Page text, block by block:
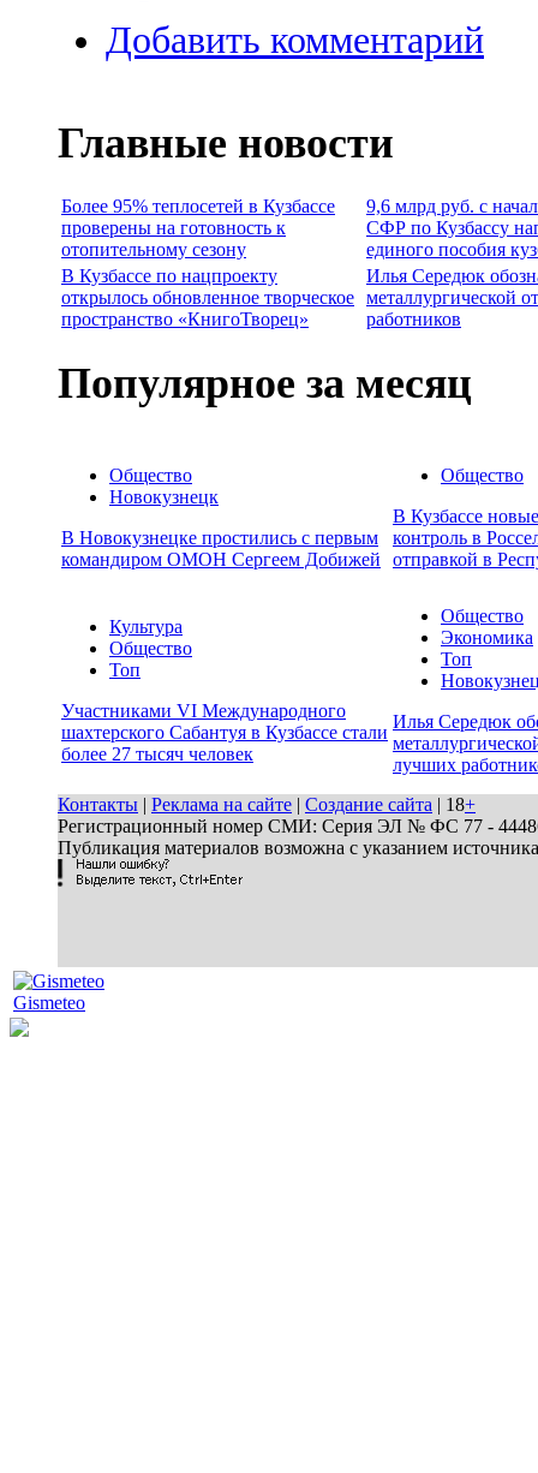
Добавить комментарий
Главные новости
Более 95% теплосетей в Кузбассе
проверены на готовность к
отопительному сезону
9,6 млрд руб. с
СФР по Кузбассу
единого пособия
В Кузбассе по нацпроекту
открылось обновленное творческое
пространство «КнигоТворец»
Илья Середюк
металлургической
работников
Популярное за месяц
Общество
Новокузнецк
В Новокузнецке простились с первым
командиром ОМОН Сергеем Добижей
Общество
В Кузбассе
контроль в
отправкой в
Культура
Общество
Топ
Участниками VI Международного
шахтерского Сабантуя в Кузбассе стали
более 27 тысяч человек
Общество
Экономика
Топ
Илья Середюк
лучших
Контакты | Реклама на сайте | Создание сайта | 18+
Регистрационный номер СМИ: Серия ЭЛ № ФС 77 - 44486
Публикация материалов возможна с указанием
Gismeteo